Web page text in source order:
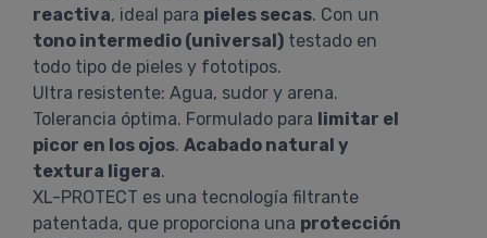
reactiva, ideal para pieles secas. Con un
tono intermedio (universal) testado en
todo tipo de pieles y fototipos.
Ultra resistente: Agua, sudor y arena.
Tolerancia óptima. Formulado para limitar el
picor en los ojos. Acabado natural y
textura ligera.
XL-PROTECT es una tecnología filtrante
patentada, que proporciona una protección